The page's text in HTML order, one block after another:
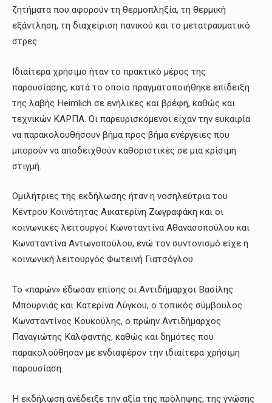
ζητήματα που αφορούν τη θερμοπληξία, τη θερμική
εξάντληση, τη διαχείριση πανικού και το μετατραυματικό
στρες.
Ιδιαίτερα χρήσιμο ήταν το πρακτικό μέρος της
παρουσίασης, κατά το οποίο πραγματοποιήθηκε επίδειξη
της λαβής Heimlich σε ενήλικες και βρέφη, καθώς και
τεχνικών ΚΑΡΠΑ. Οι παρευρισκόμενοι είχαν την ευκαιρία
να παρακολουθήσουν βήμα προς βήμα ενέργειες που
μπορούν να αποδειχθούν καθοριστικές σε μια κρίσιμη
στιγμή.
Ομιλήτριες της εκδήλωσης ήταν η νοσηλεύτρια του
Κέντρου Κοινότητας Αικατερίνη Ζωγραφάκη και οι
κοινωνικές λειτουργοί Κωνσταντίνα Αθανασοπούλου και
Κωνσταντίνα Αντωνοπούλου, ενώ τον συντονισμό είχε η
κοινωνική λειτουργός Φωτεινή Γιατσόγλου.
Το «παρών» έδωσαν επίσης οι Αντιδήμαρχοι Βασίλης
Μπουρνιάς και Κατερίνα Λύγκου, ο τοπικός σύμβουλος
Κωνσταντίνος Κουκούλης, ο πρώην Αντιδήμαρχος
Παναγιώτης Καλφαντής, καθώς και δημότες που
παρακολούθησαν με ενδιαφέρον την ιδιαίτερα χρήσιμη
παρουσίαση.
Η εκδήλωση ανέδειξε την αξία της πρόληψης, της γνώσης